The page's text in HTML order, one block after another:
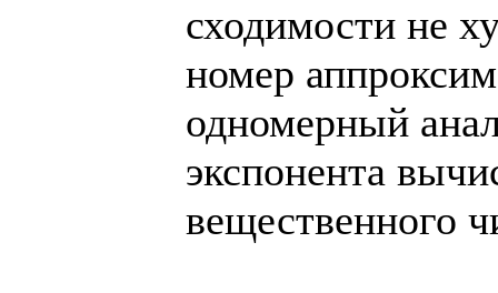
сходимости не
номер
одномерный
экспонента
вещественного